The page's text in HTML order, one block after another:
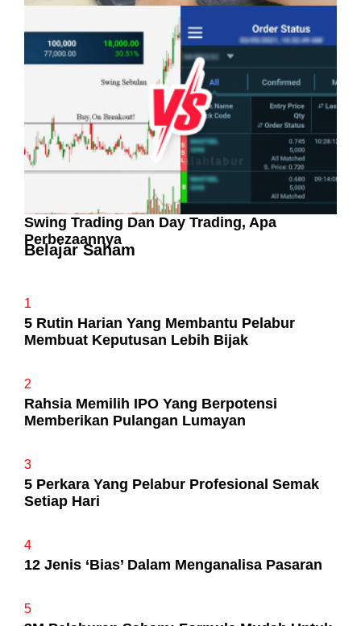
Pelaburan Saham Bukan Untuk Mereka Yang
Suka ‘Stress’
Swing Trading Dan Day Trading, Apa
Perbezaannya
Belajar Saham
1
5 Rutin Harian Yang Membantu Pelabur
Membuat Keputusan Lebih Bijak
2
Rahsia Memilih IPO Yang Berpotensi
Memberikan Pulangan Lumayan
3
5 Perkara Yang Pelabur Profesional Semak
Setiap Hari
4
12 Jenis ‘Bias’ Dalam Menganalisa Pasaran
5